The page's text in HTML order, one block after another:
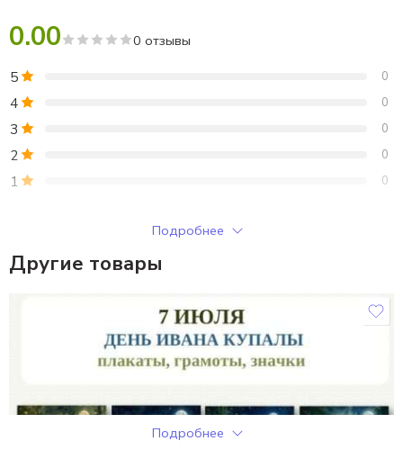
0.00 0 отзывы
5 0
4 0
3 0
2 0
1 0
Только зарегистрированные клиенты, купившие этот товар,
могут публиковать отзывы.
Отзывов пока нет.
Подробнее
Другие товары
Подробнее